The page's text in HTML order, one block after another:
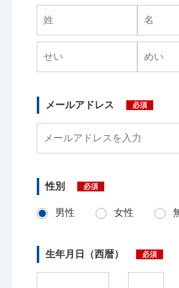
メールアドレス 必須
性別 必須
男性 女性
生年月日（西暦） 必須